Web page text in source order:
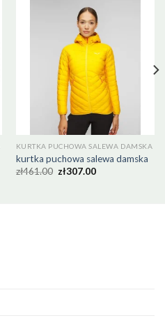
KURTKA PUCHOWA SALEWA DAMSKA
kurtka puchowa salewa damska
zł461.00 zł307.00